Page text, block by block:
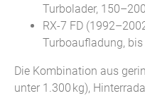
Turbolader,
RX-7 FD
Turboaufladung, bis
Die Kombination aus
unter 1.300 kg),